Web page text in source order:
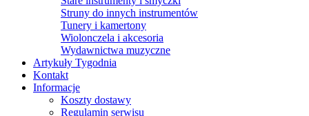
Struny do innych instrumentów
Tunery i kamertony
Wiolonczela i akcesoria
Wydawnictwa muzyczne
Artykuły Tygodnia
Kontakt
Informacje
Koszty dostawy
Regulamin serwisu